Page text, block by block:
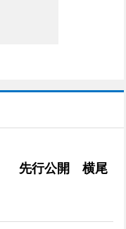
」 先行公開 横尾